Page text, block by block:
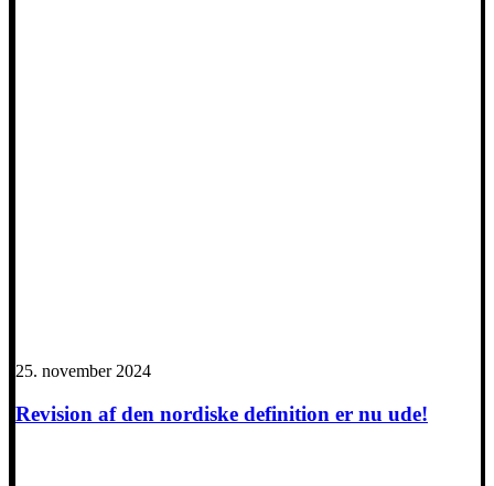
25. november 2024
Revision af den nordiske definition er nu ude!